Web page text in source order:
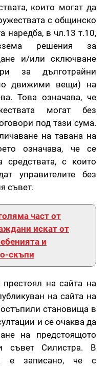
които могат да
с общинско
наредба, в чл.13 т.10,
решения за
и/или сключване
за дълготрайни
движими вещи) на
Това означава, че
могат без
под тази сума.
на тавана на
означава, че се
с които
управителите без
съвет.
част от
искат от
и
скъпи
на сайта на
на сайта на
становища в
и се очаква да
на предстоящото
съвет Силистра. В
е записано, че с